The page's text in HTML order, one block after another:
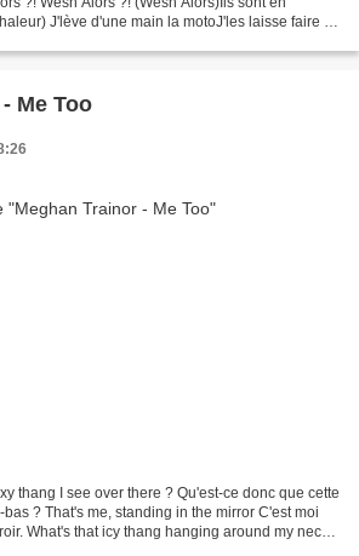
J'lève d'une main la motoJ'les laisse faire la
Me Too
thang I see over there ? Qu'est-ce donc que cette
? That's me, standing in the mirror C'est moi
What's that icy thang hanging around my neck